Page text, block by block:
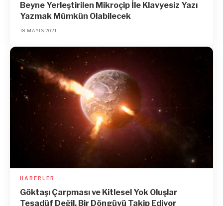
Beyne Yerleştirilen Mikroçip İle Klavyesiz Yazı
Yazmak Mümkün Olabilecek
18 MAYIS 2021
HABERLER
Göktaşı Çarpması ve Kitlesel Yok Oluşlar
Tesadüf Değil, Bir Döngüyü Takip Ediyor